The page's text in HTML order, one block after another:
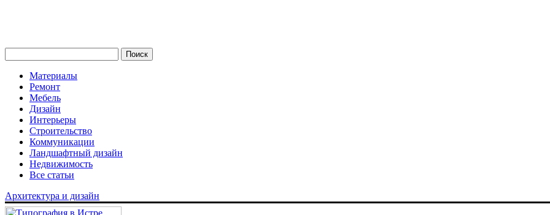
Материалы
Ремонт
Мебель
Дизайн
Интерьеры
Строительство
Коммуникации
Ландшафтный дизайн
Недвижимость
Все статьи
Архитектура и дизайн